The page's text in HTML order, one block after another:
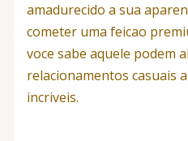
amadurecido a sua
cometer uma feicao
voce sabe aquele podem
relacionamentos casuais
incriveis.